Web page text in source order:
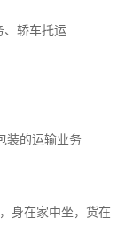
、轿车托运
装的运输业务
身在家中坐，货在